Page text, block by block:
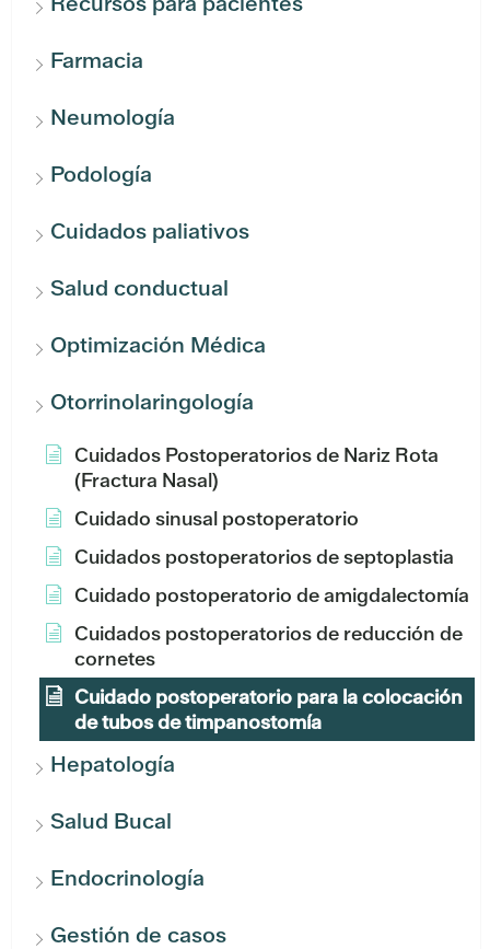
Farmacia
Neumología
Podología
Cuidados paliativos
Salud conductual
Optimización Médica
Otorrinolaringología
Cuidados Postoperatorios de Nariz Rota
(Fractura Nasal)
Cuidado sinusal postoperatorio
Cuidados postoperatorios de septoplastia
Cuidado postoperatorio de amigdalectomía
Cuidados postoperatorios de reducción de
cornetes
Cuidado postoperatorio para la colocación
de tubos de timpanostomía
Hepatología
Salud Bucal
Endocrinología
Gestión de casos